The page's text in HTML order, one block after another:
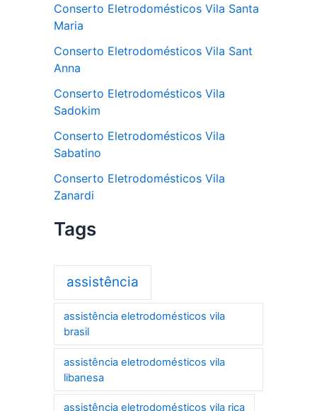
Conserto Eletrodomésticos Vila Santa
Maria
Conserto Eletrodomésticos Vila Sant
Anna
Conserto Eletrodomésticos Vila
Sadokim
Conserto Eletrodomésticos Vila
Sabatino
Conserto Eletrodomésticos Vila
Zanardi
Tags
assistência
assistência eletrodomésticos vila
brasil
assistência eletrodomésticos vila
libanesa
assistência eletrodomésticos vila rica